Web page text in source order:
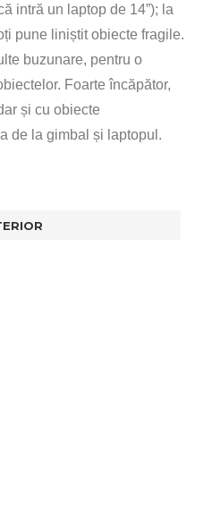
intră un laptop de 14”); la
pune liniștit obiecte fragile.
buzunare, pentru o
Foarte încăpător,
și cu obiecte
de la gimbal și laptopul.